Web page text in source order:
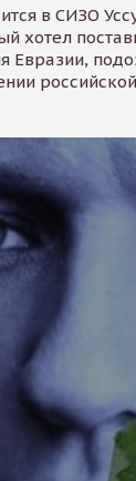
в СИЗО
хотел
Евразии,